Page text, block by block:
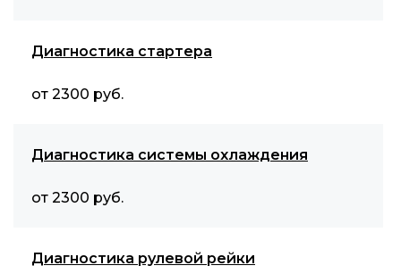
Диагностика стартера
от 2300 руб.
Диагностика системы охлаждения
от 2300 руб.
Диагностика рулевой рейки